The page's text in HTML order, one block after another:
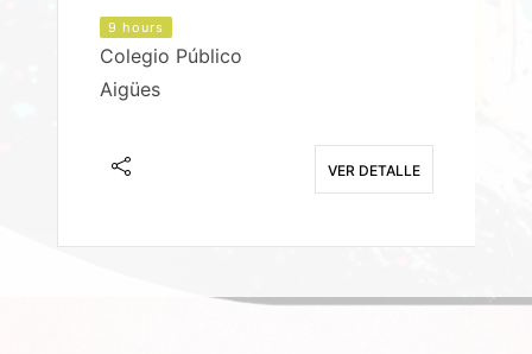
9 hours
Colegio Público
Aigües
VER DETALLE